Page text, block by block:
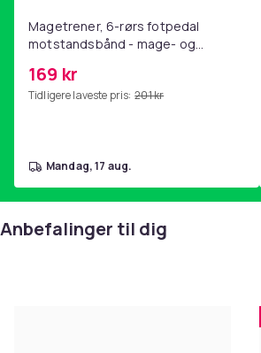
Magetrener, 6-rørs fotpedal
motstandsbånd - mage- og
hjemmegymnastikk Pink
169 kr
Tidligere laveste pris: 201 kr
mandag, 17 aug.
Anbefalinger til dig